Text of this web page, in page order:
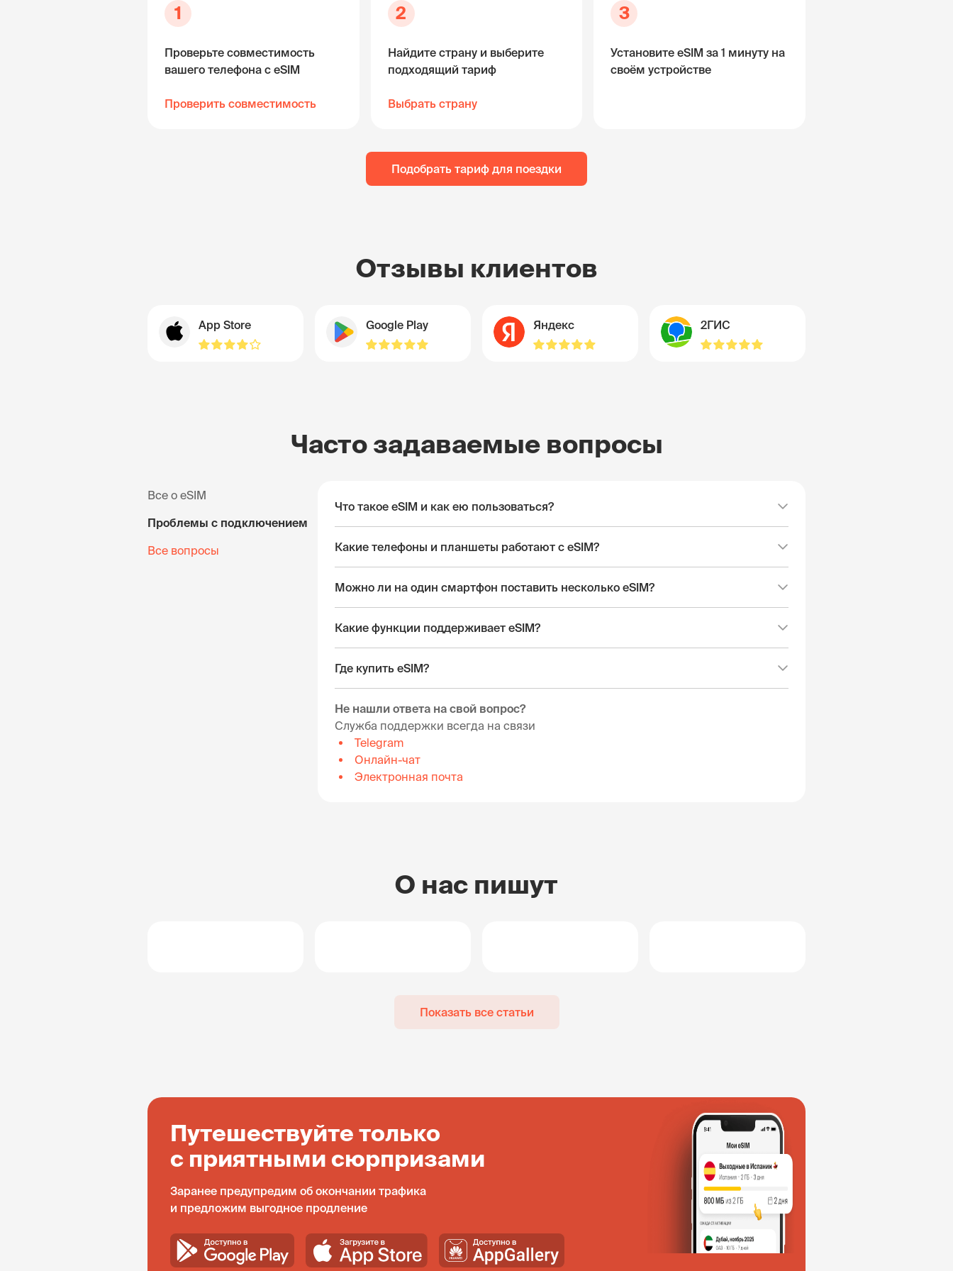
1
Проверьте совместимость
вашего телефона с eSIM
Проверить совместимость
2
Найдите страну и выберите
подходящий тариф
Выбрать страну
3
Установите eSIM за 1 минуту на
своём устройстве
Подобрать тариф для поездки
Отзывы клиентов
App Store Google Play Яндекс 2ГИС
Часто задаваемые вопросы
Все о eSIM
Проблемы с подключением
Все вопросы
Что такое eSIM и как ею пользоваться?
Какие телефоны и планшеты работают с eSIM?
Можно ли на один смартфон поставить несколько eSIM?
Какие функции поддерживает eSIM?
Где купить eSIM?
Не нашли ответа на свой вопрос?
Служба поддержки всегда на связи
Telegram
Онлайн-чат
Электронная почта
О нас пишут
Показать все статьи
Путешествуйте только
с приятными сюрпризами
Заранее предупредим об окончании трафика
и предложим выгодное продление